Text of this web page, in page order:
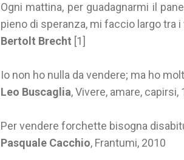
Ogni mattina, per guadagnarmi il
pieno di speranza, mi faccio largo tra i
Bertolt Brecht [1]
Io non ho nulla da vendere; ma ho
Leo Buscaglia, Vivere, amare, capirsi,
Per vendere forchette bisogna
Pasquale Cacchio, Frantumi, 2010